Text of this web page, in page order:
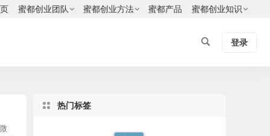
蜜都创业团队 蜜都创业方法 蜜都产品 蜜都创业知识
登录
热门标签